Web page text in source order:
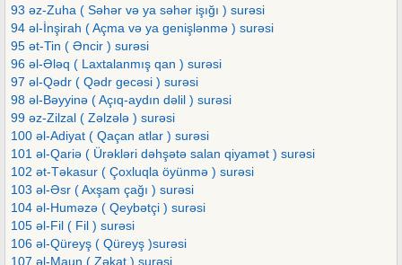
93 əz-Zuha ( Səhər və ya səhər işığı ) surəsi
94 əl-İnşirah ( Açma və ya genişlənmə ) surəsi
95 ət-Tin ( Əncir ) surəsi
96 əl-Ələq ( Laxtalanmış qan ) surəsi
97 əl-Qədr ( Qədr gecəsi ) surəsi
98 əl-Bəyyinə ( Açıq-aydın dəlil ) surəsi
99 əz-Zilzal ( Zəlzələ ) surəsi
100 əl-Adiyat ( Qaçan atlar ) surəsi
101 əl-Qariə ( Ürəkləri dəhşətə salan qiyamət ) surəsi
102 ət-Təkasur ( Çoxluqla öyünmə ) surəsi
103 əl-Əsr ( Axşam çağı ) surəsi
104 əl-Huməzə ( Qeybətçi ) surəsi
105 əl-Fil ( Fil ) surəsi
106 əl-Qüreyş ( Qüreyş )surəsi
107 əl-Maun ( Zəkat ) surəsi